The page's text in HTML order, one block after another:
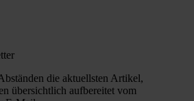
die aktuellsten Artikel,
übersichtlich aufbereitet vom